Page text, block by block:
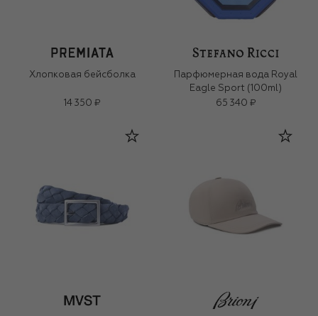
Хлопковая бейсболка
14 350 ₽
Парфюмерная вода Royal
Eagle Sport (100ml)
65 340 ₽